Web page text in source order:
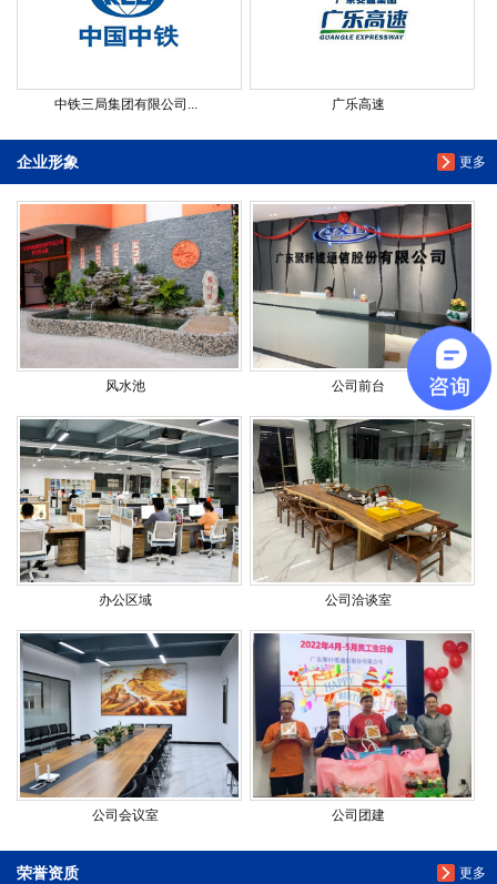
中铁三局集团有限公司... 广乐高速
更多
企业形象
风水池 公司前台
办公区域 公司洽谈室
公司会议室 公司团建
更多
荣誉资质